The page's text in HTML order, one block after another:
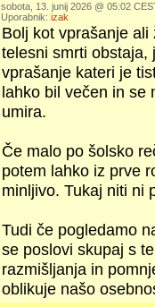
sobota, 13. junij 2026 @ 05:02
Uporabnik: izak
Bolj kot vprašanje ali
telesni smrti obstaja,
vprašanje kateri je
lahko bil večen in se
umira.
Če malo po šolsko
potem lahko iz prve
minljivo. Tukaj niti ni
Tudi če pogledamo
se poslovi skupaj s
razmišljanja in
oblikuje našo